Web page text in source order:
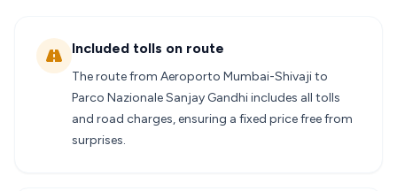
Included tolls on route
The route from Aeroporto Mumbai-Shivaji to
Parco Nazionale Sanjay Gandhi includes all tolls
and road charges, ensuring a fixed price free from
surprises.